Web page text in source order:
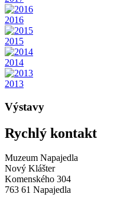
2016
2015
2014
2013
Výstavy
Rychlý kontakt
Muzeum Napajedla
Nový Klášter
Komenského 304
763 61 Napajedla